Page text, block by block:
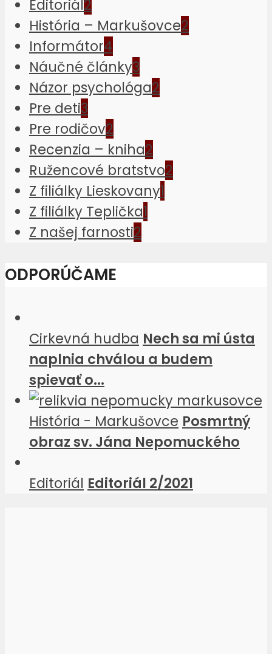
Editoriál2
História – Markušovce2
Informátor4
Náučné články3
Názor psychológa2
Pre deti3
Pre rodičov2
Recenzia – kniha2
Ružencové bratstvo2
Z filiálky Lieskovany1
Z filiálky Teplička1
Z našej farnosti2
ODPORÚČAME
Cirkevná hudba Nech sa mi ústa
naplnia chválou a budem
spievať o...
História - Markušovce Posmrtný
obraz sv. Jána Nepomuckého
Editoriál Editoriál 2/2021